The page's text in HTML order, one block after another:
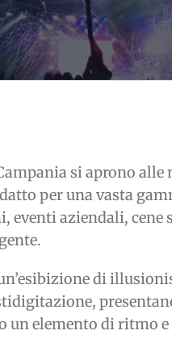
si aprono
per una vasta
aziendali, cene
di
un elemento di ritmo